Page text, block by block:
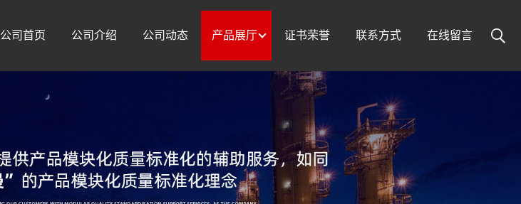
公司首页 公司介绍 公司动态 产品展厅 证书荣誉 联系方式 在线留言